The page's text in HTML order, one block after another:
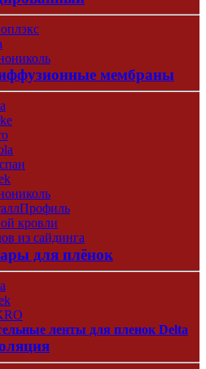
мембраны
кровли
из сайдинга
для плёнок
ленты для пленок Delta